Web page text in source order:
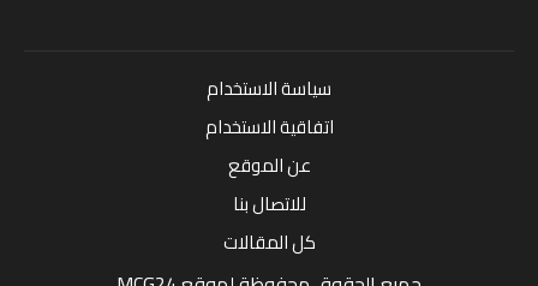
سياسة الاستخدام
اتفاقية الاستخدام
عن الموقع
للاتصال بنا
كل المقالات